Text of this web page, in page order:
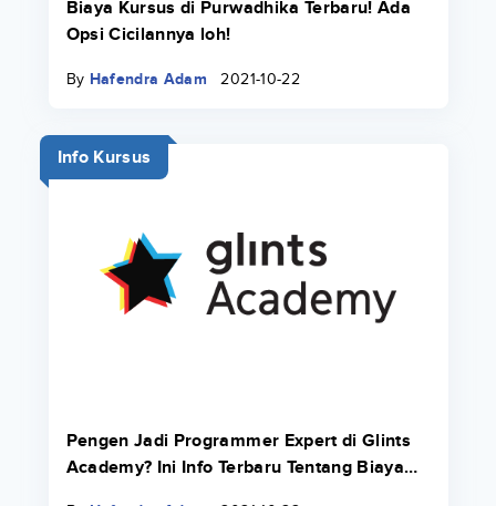
Biaya Kursus di Purwadhika Terbaru! Ada
Opsi Cicilannya loh!
By Hafendra Adam 2021-10-22
Info Kursus
Pengen Jadi Programmer Expert di Glints
Academy? Ini Info Terbaru Tentang Biaya